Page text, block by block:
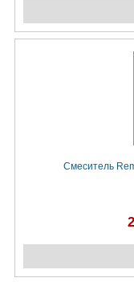
Смеситель